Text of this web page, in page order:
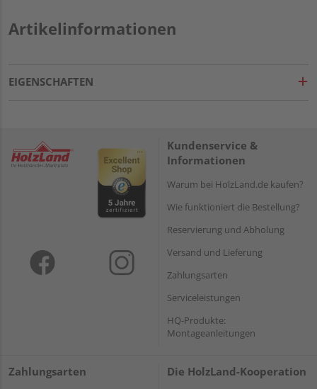
Artikelinformationen
EIGENSCHAFTEN
Kundenservice &
Informationen
Warum bei HolzLand.de kaufen?
Wie funktioniert die Bestellung?
Reservierung und Abholung
Versand und Lieferung
Zahlungsarten
Serviceleistungen
HQ-Produkte:
Montageanleitungen
Zahlungsarten Die HolzLand-Kooperation